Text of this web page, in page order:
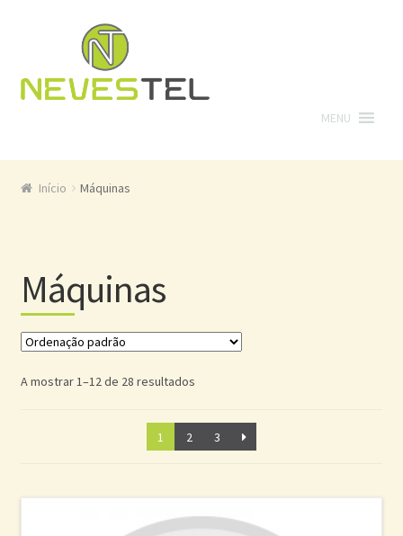
Ir para a navegação
Saltar para o conteúdo
Início Máquinas
Máquinas
A mostrar 1–12 de 28 resultados
1 2 3